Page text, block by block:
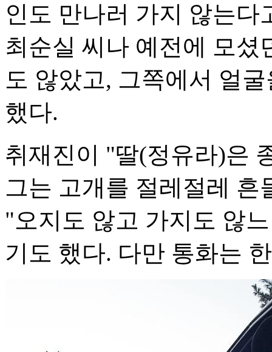
인도 만나러 가지 않는다
최순실 씨나 예전에 모셨
도 않았고, 그쪽에서 얼
했다.
취재진이 "딸(정유라)은
그는 고개를 절레절레
"오지도 않고 가지도 않
기도 했다. 다만 통화는